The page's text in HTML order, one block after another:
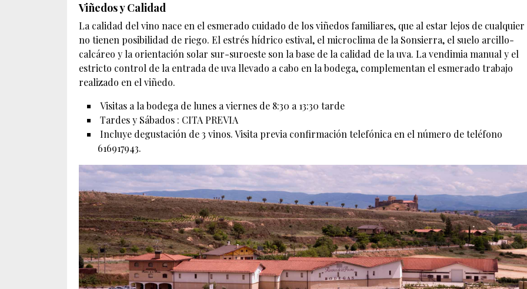
Viñedos y Calidad
La calidad del vino nace en el esmerado cuidado de los viñedos familiares, que al estar lejos de
no tienen posibilidad de riego. El estrés hídrico estival, el microclima de la Sonsierra, el suelo arcillo-
calcáreo y la orientación solar sur-suroeste son la base de la calidad de la uva. La vendimia manual y el
estricto control de la entrada de uva llevado a cabo en la bodega, complementan el esmerado trabajo
realizado en el viñedo.
Visitas a la bodega de lunes a viernes de 8:30 a 13:30 tarde
Tardes y Sábados : CITA PREVIA
Incluye degustación de 3 vinos. Visita previa confirmación telefónica en el número de teléfono
616917943.